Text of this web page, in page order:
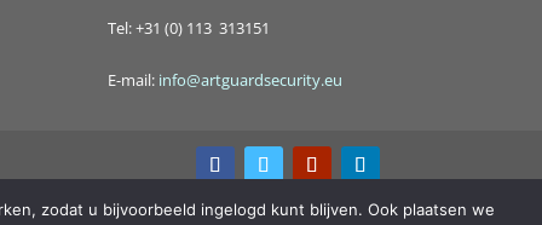
Tel: +31 (0) 113 313151
E-mail: info@artguardsecurity.eu
zodat u bijvoorbeeld ingelogd kunt blijven. Ook plaatsen we